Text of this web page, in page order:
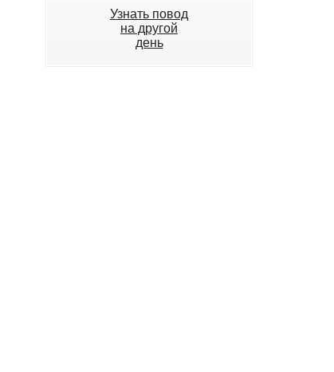
Узнать повод
на другой
день